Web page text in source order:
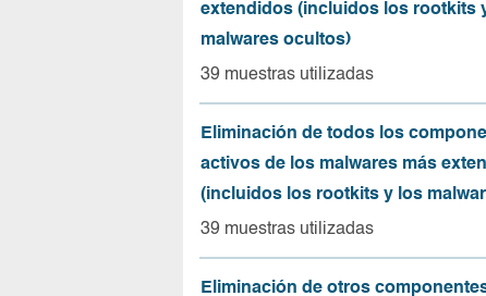
extendidos (incluidos los rootkits
malwares ocultos)
39 muestras utilizadas
Eliminación de todos los
activos de los malwares más
(incluidos los rootkits y los
39 muestras utilizadas
Eliminación de otros